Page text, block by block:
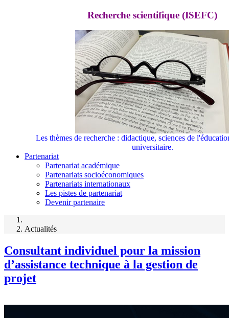
Recherche scientifique (ISEFC)
Les thèmes de recherche : didactique, sciences de
universitaire.
Partenariat
Partenariat académique
Partenariats socioéconomiques
Partenariats internationaux
Les pistes de partenariat
Devenir partenaire
Actualités
Consultant individuel pour la mission
d’assistance technique à la gestion de
projet